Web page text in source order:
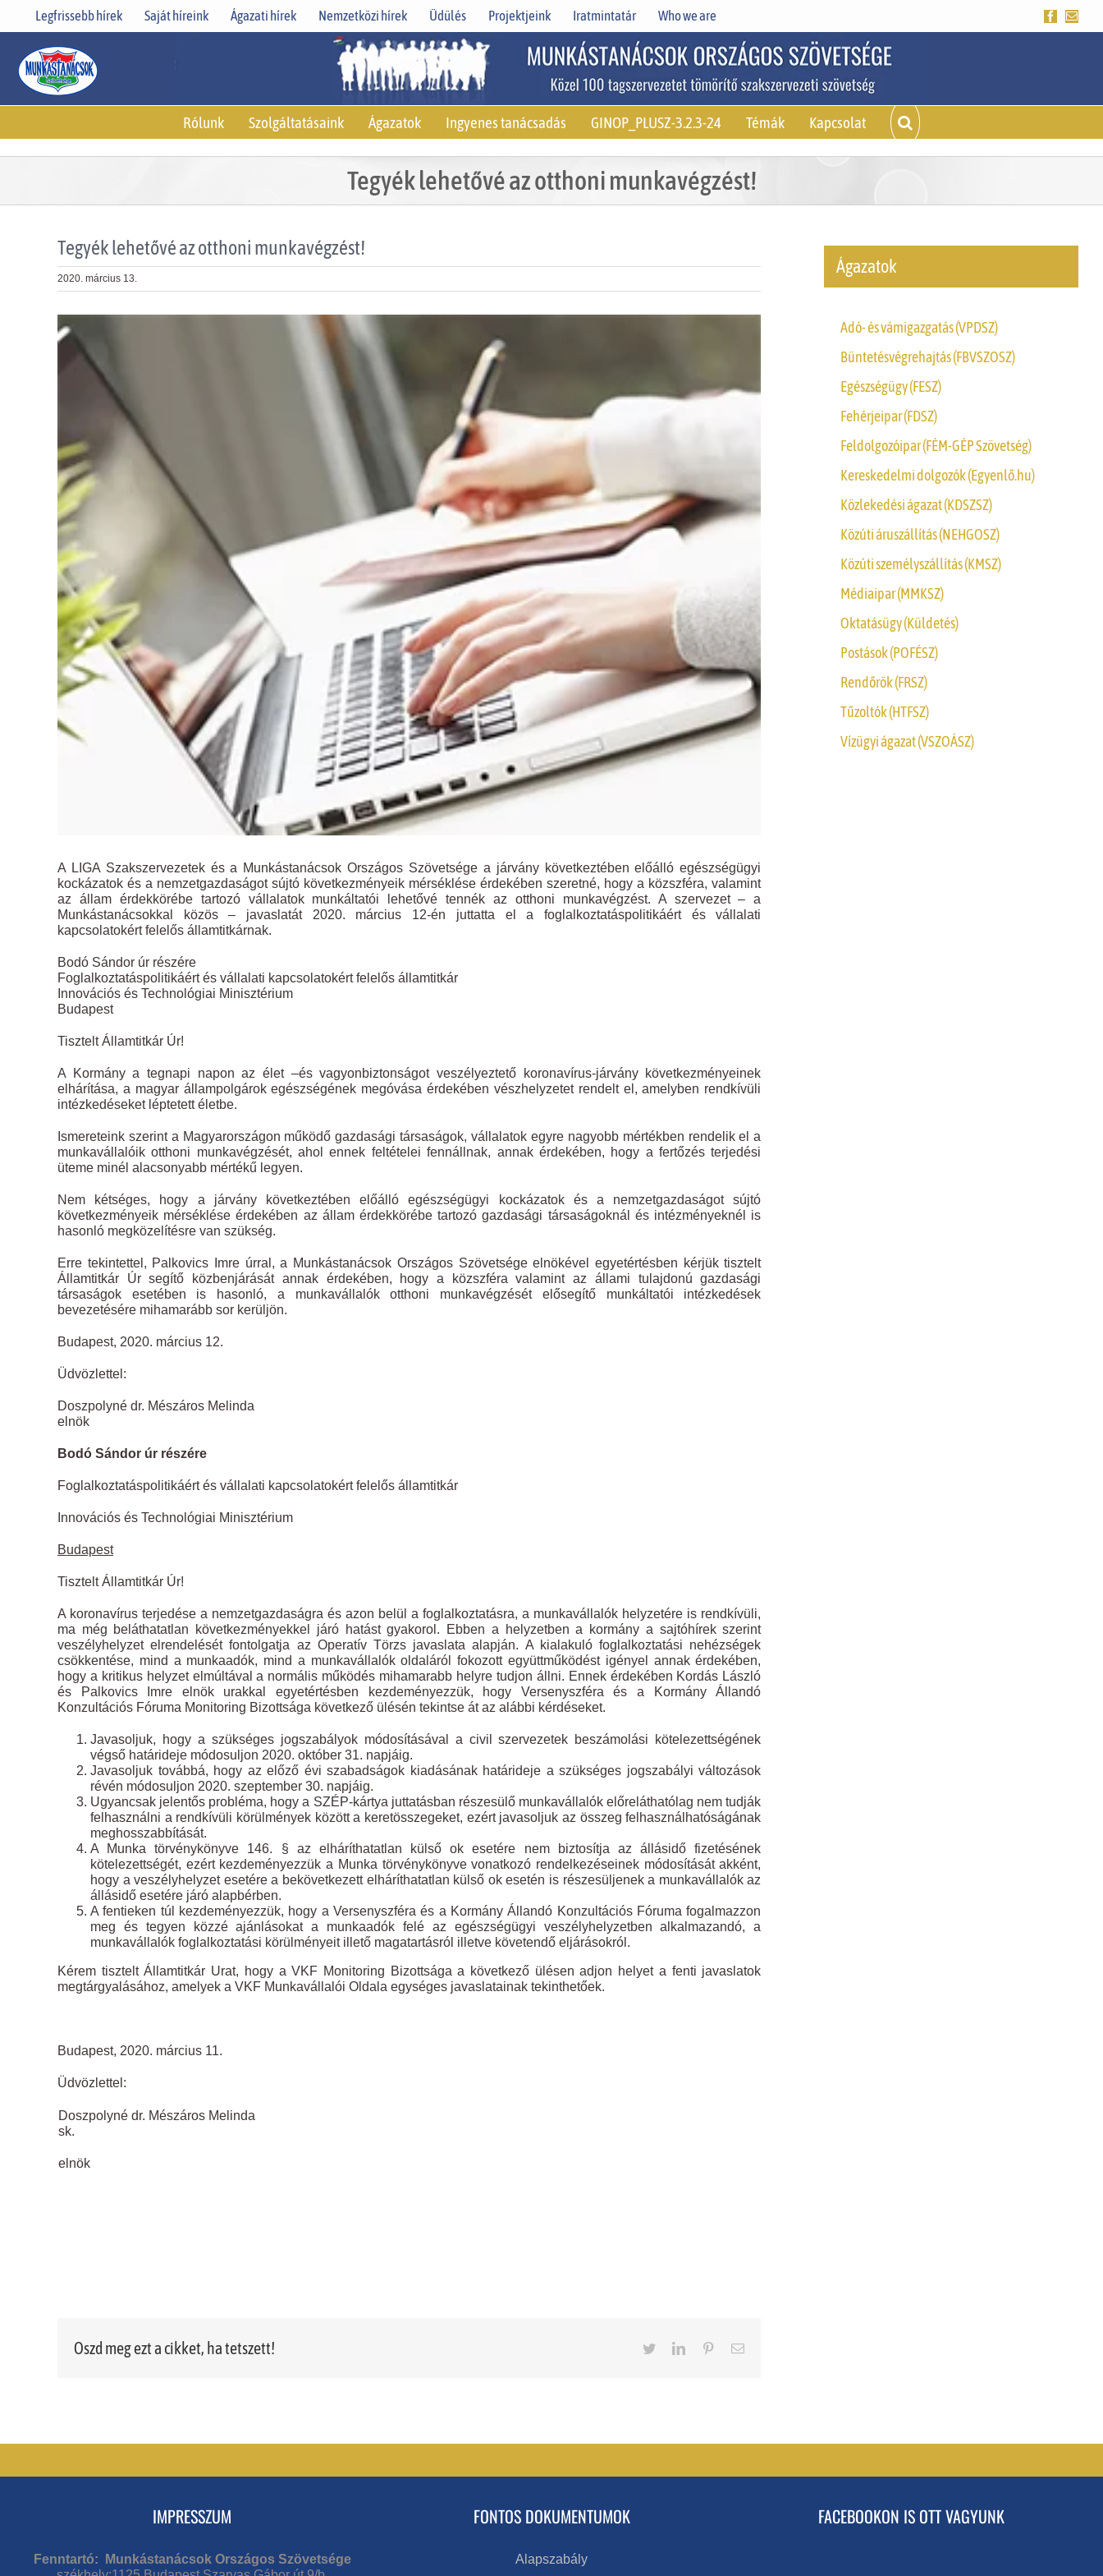
Legfrissebb hírek Saját híreink Ágazati hírek Nemzetközi hírek Üdülés Projektjeink Iratmintatár Who we are Facebook
Rólunk Szolgáltatásaink Ágazatok Ingyenes tanácsadás GINOP_PLUSZ-3.2.3-24 Témák Kapcsolat
Tegyék lehetővé az otthoni munkavégzést!
Tegyék lehetővé az otthoni munkavégzést!
2020. március 13.
Larger
Image
A LIGA Szakszervezetek és a Munkástanácsok Országos Szövetsége a járvány következtében előálló egészségügyi
kockázatok és a nemzetgazdaságot sújtó következményeik mérséklése érdekében szeretné, hogy a közszféra, valamint
az állam érdekkörébe tartozó vállalatok munkáltatói lehetővé tennék az otthoni munkavégzést. A szervezet – a
Munkástanácsokkal közös – javaslatát 2020. március 12-én juttatta el a foglalkoztatáspolitikáért és vállalati
kapcsolatokért felelős államtitkárnak.
Bodó Sándor úr részére
Foglalkoztatáspolitikáért és vállalati kapcsolatokért felelős államtitkár
Innovációs és Technológiai Minisztérium
Budapest
Tisztelt Államtitkár Úr!
A Kormány a tegnapi napon az élet –és vagyonbiztonságot veszélyeztető koronavírus-járvány következményeinek
elhárítása, a magyar állampolgárok egészségének megóvása érdekében vészhelyzetet rendelt el, amelyben rendkívüli
intézkedéseket léptetett életbe.
Ismereteink szerint a Magyarországon működő gazdasági társaságok, vállalatok egyre nagyobb mértékben rendelik el a
munkavállalóik otthoni munkavégzését, ahol ennek feltételei fennállnak, annak érdekében, hogy a fertőzés terjedési
üteme minél alacsonyabb mértékű legyen.
Nem kétséges, hogy a járvány következtében előálló egészségügyi kockázatok és a nemzetgazdaságot sújtó
következményeik mérséklése érdekében az állam érdekkörébe tartozó gazdasági társaságoknál és intézményeknél is
hasonló megközelítésre van szükség.
Erre tekintettel, Palkovics Imre úrral, a Munkástanácsok Országos Szövetsége elnökével egyetértésben kérjük tisztelt
Államtitkár Úr segítő közbenjárását annak érdekében, hogy a közszféra valamint az állami tulajdonú gazdasági
társaságok esetében is hasonló, a munkavállalók otthoni munkavégzését elősegítő munkáltatói intézkedések
bevezetésére mihamarább sor kerüljön.
Budapest, 2020. március 12.
Üdvözlettel:
Doszpolyné dr. Mészáros Melinda
elnök
Bodó Sándor úr részére
Foglalkoztatáspolitikáért és vállalati kapcsolatokért felelős államtitkár
Innovációs és Technológiai Minisztérium
Budapest
Tisztelt Államtitkár Úr!
A koronavírus terjedése a nemzetgazdaságra és azon belül a foglalkoztatásra, a munkavállalók helyzetére is rendkívüli,
ma még beláthatatlan következményekkel járó hatást gyakorol. Ebben a helyzetben a kormány a sajtóhírek szerint
veszélyhelyzet elrendelését fontolgatja az Operatív Törzs javaslata alapján. A kialakuló foglalkoztatási nehézségek
csökkentése, mind a munkaadók, mind a munkavállalók oldaláról fokozott együttműködést igényel annak érdekében,
hogy a kritikus helyzet elmúltával a normális működés mihamarabb helyre tudjon állni. Ennek érdekében Kordás László
és Palkovics Imre elnök urakkal egyetértésben kezdeményezzük, hogy Versenyszféra és a Kormány Állandó
Konzultációs Fóruma Monitoring Bizottsága következő ülésén tekintse át az alábbi kérdéseket.
Javasoljuk, hogy a szükséges jogszabályok módosításával a civil szervezetek beszámolási kötelezettségének
végső határideje módosuljon 2020. október 31. napjáig.
Javasoljuk továbbá, hogy az előző évi szabadságok kiadásának határideje a szükséges jogszabályi változások
révén módosuljon 2020. szeptember 30. napjáig.
Ugyancsak jelentős probléma, hogy a SZÉP-kártya juttatásban részesülő munkavállalók előreláthatólag nem tudják
felhasználni a rendkívüli körülmények között a keretösszegeket, ezért javasoljuk az összeg felhasználhatóságának
meghosszabbítását.
A Munka törvénykönyve 146. § az elháríthatatlan külső ok esetére nem biztosítja az állásidő fizetésének
kötelezettségét, ezért kezdeményezzük a Munka törvénykönyve vonatkozó rendelkezéseinek módosítását akként,
hogy a veszélyhelyzet esetére a bekövetkezett elháríthatatlan külső ok esetén is részesüljenek a munkavállalók az
állásidő esetére járó alapbérben.
A fentieken túl kezdeményezzük, hogy a Versenyszféra és a Kormány Állandó Konzultációs Fóruma fogalmazzon
meg és tegyen közzé ajánlásokat a munkaadók felé az egészségügyi veszélyhelyzetben alkalmazandó, a
munkavállalók foglalkoztatási körülményeit illető magatartásról illetve követendő eljárásokról.
Kérem tisztelt Államtitkár Urat, hogy a VKF Monitoring Bizottsága a következő ülésen adjon helyet a fenti javaslatok
megtárgyalásához, amelyek a VKF Munkavállalói Oldala egységes javaslatainak tekinthetőek.
Budapest, 2020. március 11.
Üdvözlettel:
Doszpolyné dr. Mészáros Melinda
sk.
elnök
Oszd meg ezt a cikket, ha tetszett! TwitterLinkedInPinterestEmail
Ágazatok
Adó- és vámigazgatás (VPDSZ)
Büntetésvégrehajtás (FBVSZOSZ)
Egészségügy (FESZ)
Fehérjeipar (FDSZ)
Feldolgozóipar (FÉM-GÉP Szövetség)
Kereskedelmi dolgozók (Egyenlő.hu)
Közlekedési ágazat (KDSZSZ)
Közúti áruszállítás (NEHGOSZ)
Közúti személyszállítás (KMSZ)
Médiaipar (MMKSZ)
Oktatásügy (Küldetés)
Postások (POFÉSZ)
Rendőrök (FRSZ)
Tűzoltók (HTFSZ)
Vízügyi ágazat (VSZOÁSZ)
IMPRESSZUM
Fenntartó: Munkástanácsok Országos Szövetsége
FONTOS DOKUMENTUMOK
Alapszabály
FACEBOOKON IS OTT VAGYUNK